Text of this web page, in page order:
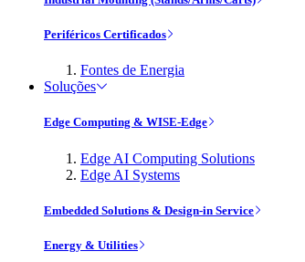
Periféricos Certificados
Fontes de Energia
Soluções
Edge Computing & WISE-Edge
Edge AI Computing Solutions
Edge AI Systems
Embedded Solutions & Design-in Service
Energy & Utilities